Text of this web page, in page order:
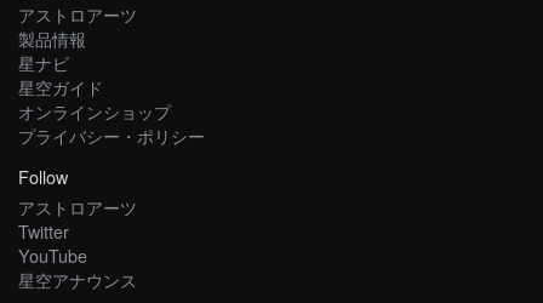
アストロアーツ
製品情報
星ナビ
星空ガイド
オンラインショップ
プライバシー・ポリシー
Follow
アストロアーツ
Twitter
YouTube
星空アナウンス